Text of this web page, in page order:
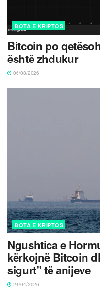
BOTA E KRIPTOS
Bitcoin po
është zhdukur
06/08/2026
BOTA E KRIPTOS
Ngushtica e
kërkojnë Bitcoin
sigurt” të anijeve
24/04/2026